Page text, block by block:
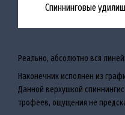
Реально, абсолютно вся
Наконечник исполнен из
Данной верхушкой
трофеев, ощущения не
Спиннинговые